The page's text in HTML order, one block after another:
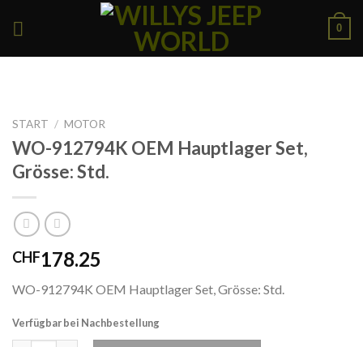
0
START / MOTOR
WO-912794K OEM Hauptlager Set,
Grösse: Std.
CHF178.25
WO-912794K OEM Hauptlager Set, Grösse: Std.
Verfügbar bei Nachbestellung